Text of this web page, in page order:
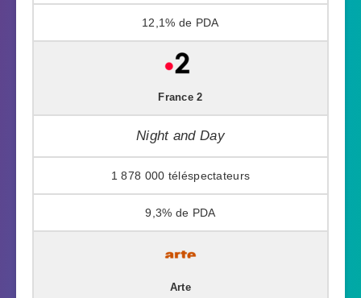
12,1%
France 2
Night and Day
1 878 000
9,3%
Arte